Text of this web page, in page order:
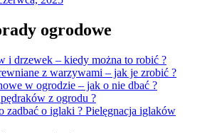
ogrodowe
i drzewek – kiedy można to robić ?
z warzywami – jak je zrobić ?
w ogrodzie – jak o nie dbać ?
z ogrodu ?
zadbać o iglaki ? Pielęgnacja iglaków